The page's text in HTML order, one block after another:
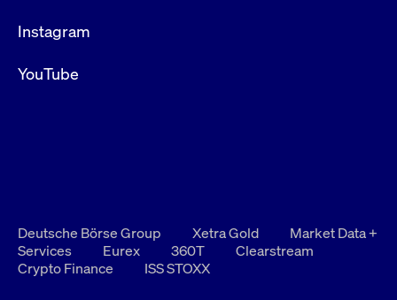
Instagram
YouTube
Deutsche Börse Group Xetra Gold
Market Data +
Services
Eurex 360T
Clearstream
Crypto Finance
ISS STOXX